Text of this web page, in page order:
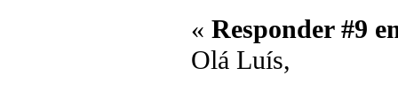
« Responder #9
Olá Luís,